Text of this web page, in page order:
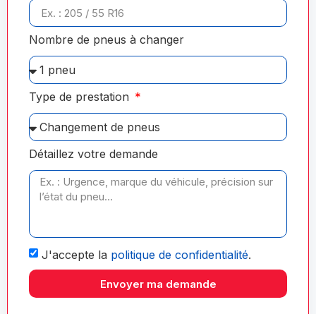
Nombre de pneus à changer
Type de prestation
Détaillez votre demande
J'accepte la politique de confidentialité.
Envoyer ma demande